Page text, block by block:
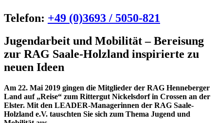
Telefon: +49 (0)3693 / 5050-821
Jugendarbeit und Mobilität – Bereisung
zur RAG Saale-Holzland inspirierte zu
neuen Ideen
Am 22. Mai 2019 gingen die Mitglieder der RAG Henneberger
Land auf „Reise“ zum Rittergut Nickelsdorf in Crossen an der
Elster. Mit den LEADER-Managerinnen der RAG Saale-
Holzland e.V. tauschten Sie sich zum Thema Jugend und